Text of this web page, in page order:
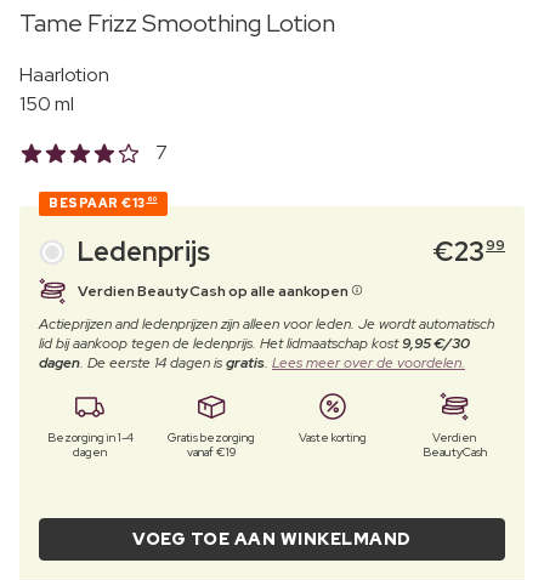
Tame Frizz Smoothing Lotion
Haarlotion
150 ml
7
BESPAAR €13 60
Ledenprijs €2399
Verdien BeautyCash op alle aankopen
Actieprijzen and ledenprijzen zijn alleen voor leden. Je wordt automatisch
lid bij aankoop tegen de ledenprijs. Het lidmaatschap kost9,95 €/30
dagen. De eerste 14 dagen isgratis. Lees meer over de voordelen.
Bezorging in 1-4
dagen
Gratis bezorging
vanaf €19
Vaste korting
Verdien
BeautyCash
VOEG TOE AAN WINKELMAND